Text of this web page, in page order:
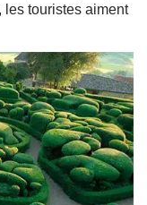
les touristes aiment